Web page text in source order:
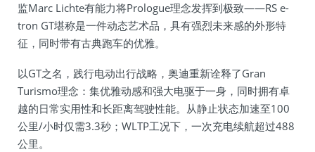
监Marc Lichte有能力将Prologue理念发挥到极致——RS e-
tron GT堪称是一件动态艺术品，具有强烈未来感的外形特
征，同时带有古典跑车的优雅。
以GT之名，践行电动出行战略，奥迪重新诠释了Gran
Turismo理念：集优雅动感和强大电驱于一身，同时拥有卓
越的日常实用性和长距离驾驶性能。从静止状态加速至100
公里/小时仅需3.3秒；WLTP工况下，一次充电续航超过488
公里。